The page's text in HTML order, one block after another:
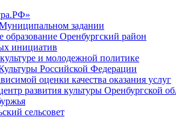
задании
Оренбургский район
инициатив
и молодежной политике
Российской Федерации
оценки качества оказания услуг
развития культуры Оренбургской
сельсовет